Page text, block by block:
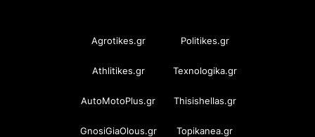
Agrotikes.gr Politikes.gr
Athlitikes.gr Texnologika.gr
AutoMotoPlus.gr Thisishellas.gr
GnosiGiaOlous.gr Topikanea.gr